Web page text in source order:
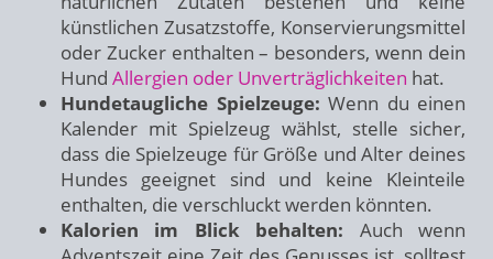
künstlichen Zusatzstoffe, Konservierungsmittel
oder Zucker enthalten – besonders, wenn dein
Hund Allergien oder Unverträglichkeiten hat.
Hundetaugliche Spielzeuge: Wenn du einen
Kalender mit Spielzeug wählst, stelle sicher,
dass die Spielzeuge für Größe und Alter deines
Hundes geeignet sind und keine Kleinteile
enthalten, die verschluckt werden könnten.
Kalorien im Blick behalten: Auch wenn